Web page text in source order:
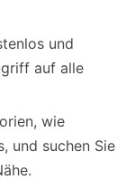
und
auf alle
wie
und suchen Sie